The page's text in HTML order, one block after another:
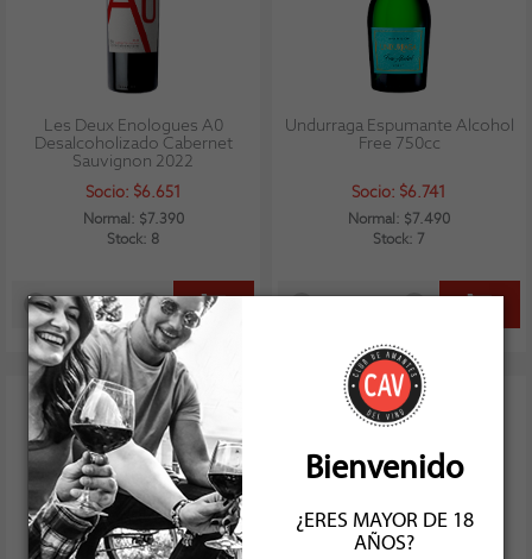
Les Deux Enologues A0
Desalcoholizado Cabernet
Sauvignon 2022
Socio: $6.651
Normal: $7.390
Stock: 8
Undurraga Espumante Alcohol
Free 750cc
Socio: $6.741
Normal: $7.490
Stock: 7
Bienvenido
¿ERES MAYOR DE 18
AÑOS?